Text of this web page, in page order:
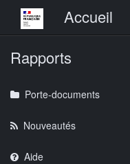
Menu principalAccueil
Rapports
Porte-documents
Nouveautés
Aide